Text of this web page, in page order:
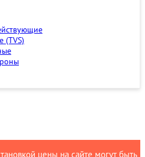
(TVS)
цены на сайте могут быть